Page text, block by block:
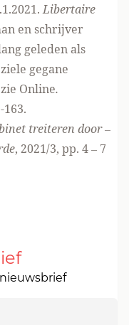
Libertaire
en schrijver
geleden als
gegane
Online.
163.
treiteren door –
, 2021/3, pp. 4 – 7